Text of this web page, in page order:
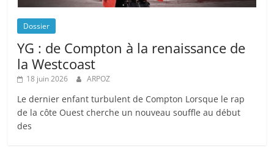
Dossier
YG : de Compton à la renaissance de
la Westcoast
18 juin 2026 ARPOZ
Le dernier enfant turbulent de Compton Lorsque le rap
de la côte Ouest cherche un nouveau souffle au début
des